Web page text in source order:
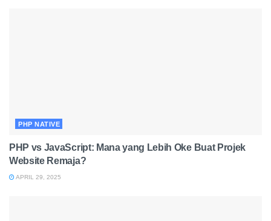
PHP NATIVE
PHP vs JavaScript: Mana yang Lebih Oke Buat Projek
Website Remaja?
APRIL 29, 2025